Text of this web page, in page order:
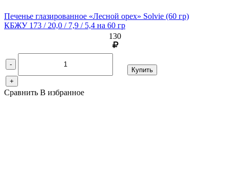
Печенье глазированное «Лесной орех» Solvie (60 гр)
КБЖУ 173 / 20,0 / 7,9 / 5,4 на 60 гр
130
-
+
Купить
Сравнить В избранное